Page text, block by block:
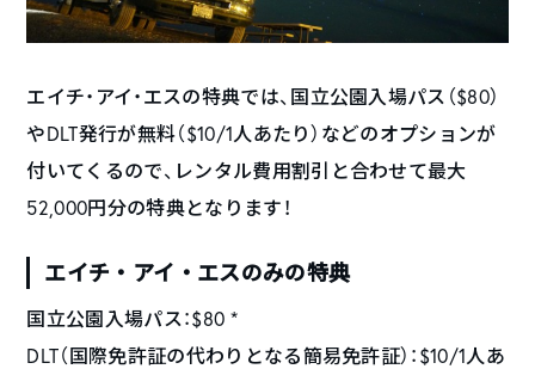
エイチ・アイ・エスの特典では、国立公園入場パス（$80）
やDLT発行が無料（$10/1人あたり）などのオプションが
付いてくるので、レンタル費用割引と合わせて最大
52,000円分の特典となります！
エイチ・アイ・エスのみの特典
国立公園入場パス：$80 *
DLT（国際免許証の代わりとなる簡易免許証）：$10/1人あ